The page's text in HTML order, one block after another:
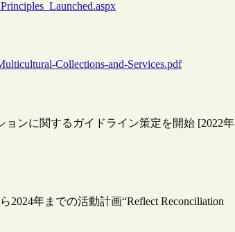
Collections-and-Services.pdf
ンに関するガイドライン策定を開始 [2022年
年までの活動計画“Reflect Reconciliation